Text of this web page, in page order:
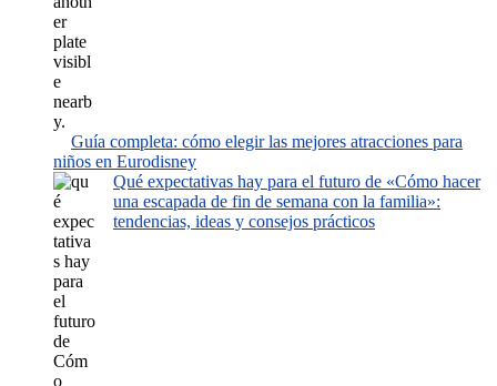
Guía completa: cómo elegir las mejores atracciones para
niños en Eurodisney
Qué expectativas hay para el futuro de «Cómo hacer
una escapada de fin de semana con la familia»:
tendencias, ideas y consejos prácticos